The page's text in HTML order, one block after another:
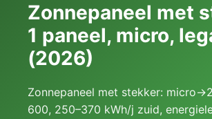
Zonnepaneel met
1 paneel, micro,
(2026)
Zonnepaneel met stekker:
600, 250–370 kWh/j zuid,